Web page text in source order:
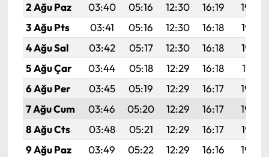
2 Ağu Paz
03:40 05:16 12:30 16:19
19:34
3 Ağu Pts
03:41 05:16 12:30 16:18
19:33
4 Ağu Sal
03:42 05:17 12:30 16:18
19:32
5 Ağu Çar
03:44 05:18 12:29 16:18
19:31
6 Ağu Per
03:45 05:19 12:29 16:17
19:30
7 Ağu Cum
03:46 05:20 12:29 16:17
19:29
8 Ağu Cts
03:48 05:21 12:29 16:17
19:28
9 Ağu Paz
03:49 05:22 12:29 16:16
19:26